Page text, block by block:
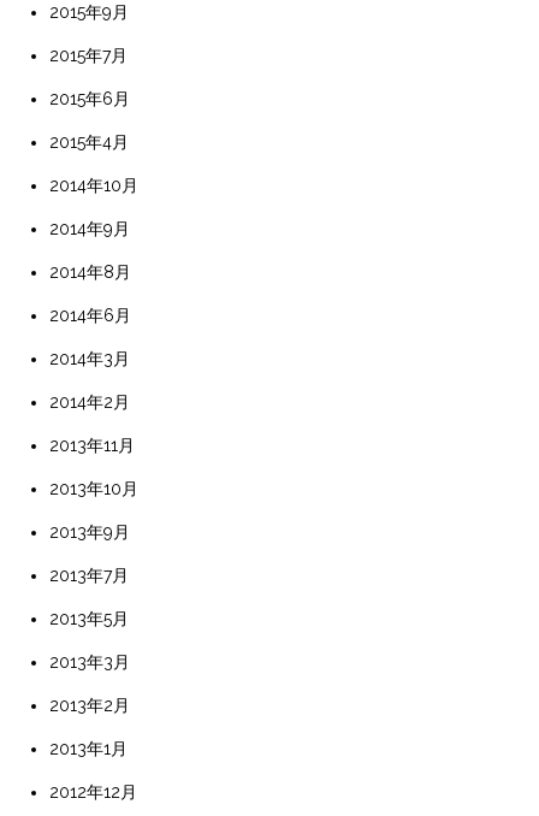
2015年9月
2015年7月
2015年6月
2015年4月
2014年10月
2014年9月
2014年8月
2014年6月
2014年3月
2014年2月
2013年11月
2013年10月
2013年9月
2013年7月
2013年5月
2013年3月
2013年2月
2013年1月
2012年12月